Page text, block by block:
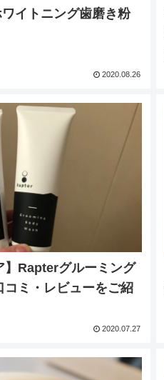
ワイトニング歯磨き粉
2020.08.26
】Rapterグルーミング
ミ・レビューをご紹
2020.07.27